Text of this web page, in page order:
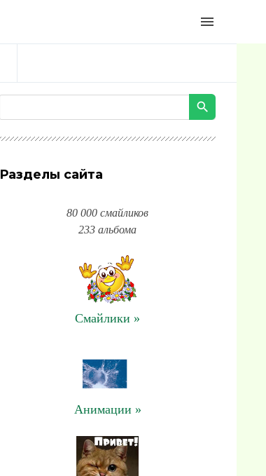
menu
Разделы сайта
80 000 смайликов
233 альбома
Смайлики »
Анимации »